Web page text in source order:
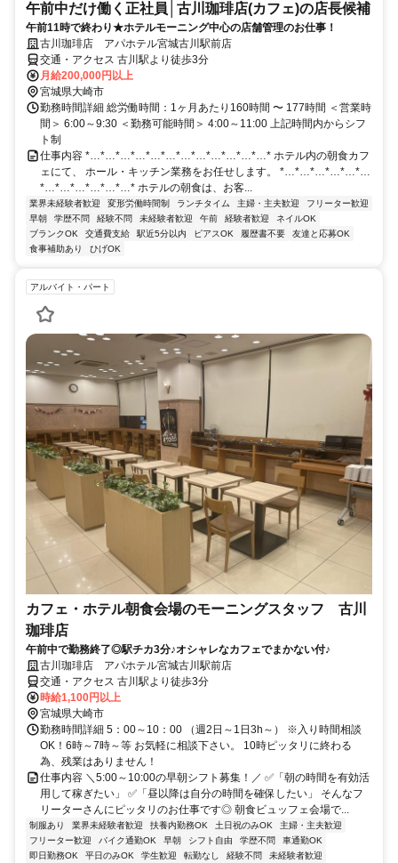
午前中だけ働く正社員│古川珈琲店(カフェ)の店長候補
午前11時で終わり★ホテルモーニング中心の店舗管理のお仕事！
古川珈琲店 アパホテル宮城古川駅前店
交通・アクセス 古川駅より徒歩3分
月給200,000円以上
宮城県大崎市
勤務時間詳細 総労働時間：1ヶ月あたり160時間 〜 177時間 ＜営業時
間＞ 6:00～9:30 ＜勤務可能時間＞ 4:00～11:00 上記時間内からシフ
ト制
仕事内容 *…*…*…*…*…*…*…*…*…*…*…*…* ホテル内の朝食カフ
ェにて、 ホール・キッチン業務をお任せします。 *…*…*…*…*…*…
*…*…*…*…*…*…* ホテルの朝食は、お客...
業界未経験者歓迎 変形労働時間制 ランチタイム 主婦・主夫歓迎
フリーター歓迎
早朝
学歴不問 経験不問 未経験者歓迎 午前 経験者歓迎
ネイルOK
ブランクOK
交通費支給 駅近5分以内 ピアスOK 履歴書不要
友達と応募OK
食事補助あり
ひげOK
アルバイト・パート
カフェ・ホテル朝食会場のモーニングスタッフ 古川
珈琲店
午前中で勤務終了◎駅チカ3分♪オシャレなカフェでまかない付♪
古川珈琲店 アパホテル宮城古川駅前店
交通・アクセス 古川駅より徒歩3分
時給1,100円以上
宮城県大崎市
勤務時間詳細 5：00～10：00 （週2日～1日3h～） ※入り時間相談
OK！6時～7時～等 お気軽に相談下さい。 10時ピッタリに終わる
為、残業はありません！
仕事内容 ＼5:00～10:00の早朝シフト募集！／ ✅「朝の時間を有効活
用して稼ぎたい」 ✅「昼以降は自分の時間を確保したい」 そんなフ
リーターさんにピッタリのお仕事です◎ 朝食ビュッフェ会場で...
制服あり 業界未経験者歓迎 扶養内勤務OK 土日祝のみOK
主婦・主夫歓迎
フリーター歓迎
バイク通勤OK 早朝 シフト自由 学歴不問
車通勤OK
即日勤務OK
平日のみOK 学生歓迎 転勤なし 経験不問
未経験者歓迎